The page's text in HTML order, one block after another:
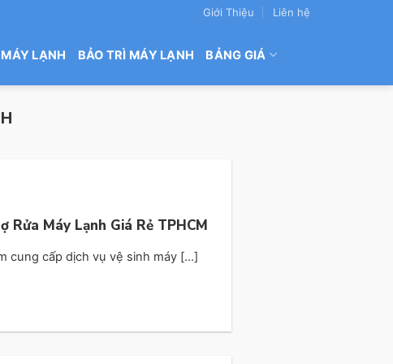
Giới Thiệu Liên hệ
LẠNH BẢO TRÌ MÁY LẠNH BẢNG GIÁ
Rửa Máy Lạnh Giá Rẻ TPHCM
cung cấp dịch vụ vệ sinh máy [...]